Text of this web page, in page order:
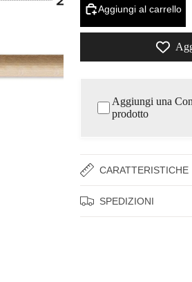
Aggiungi al carrello
Aggiungi una
prodotto
CARATTERISTICHE
SPEDIZIONI